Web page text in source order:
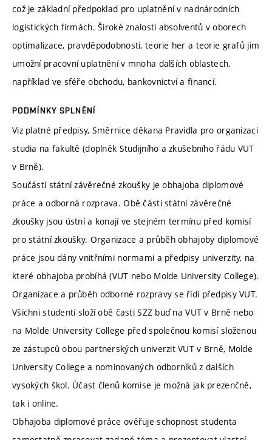
což je základní předpoklad pro uplatnění v nadnárodních
logistických firmách. Široké znalosti absolventů v oborech
optimalizace, pravděpodobnosti, teorie her a teorie grafů jim
umožní pracovní uplatnění v mnoha dalších oblastech,
například ve sféře obchodu, bankovnictví a financí.
PODMÍNKY SPLNĚNÍ
Viz platné předpisy, Směrnice děkana Pravidla pro organizaci
studia na fakultě (doplněk Studijního a zkušebního řádu VUT
v Brně).
Součástí státní závěrečné zkoušky je obhajoba diplomové
práce a odborná rozprava. Obě části státní závěrečné
zkoušky jsou ústní a konají ve stejném termínu před komisí
pro státní zkoušky. Organizace a průběh obhajoby diplomové
práce jsou dány vnitřními normami a předpisy univerzity, na
které obhajoba probíhá (VUT nebo Molde University College).
Organizace a průběh odborné rozpravy se řídí předpisy VUT.
Všichni studenti složí obě časti SZZ buď na VUT v Brně nebo
na Molde University College před společnou komisí složenou
ze zástupců obou partnerských univerzit VUT v Brně, Molde
University College a nominovaných odborníků z dalších
vysokých škol. Účast členů komise je možná jak prezenčně,
tak i online.
Obhajoba diplomové práce ověřuje schopnost studenta